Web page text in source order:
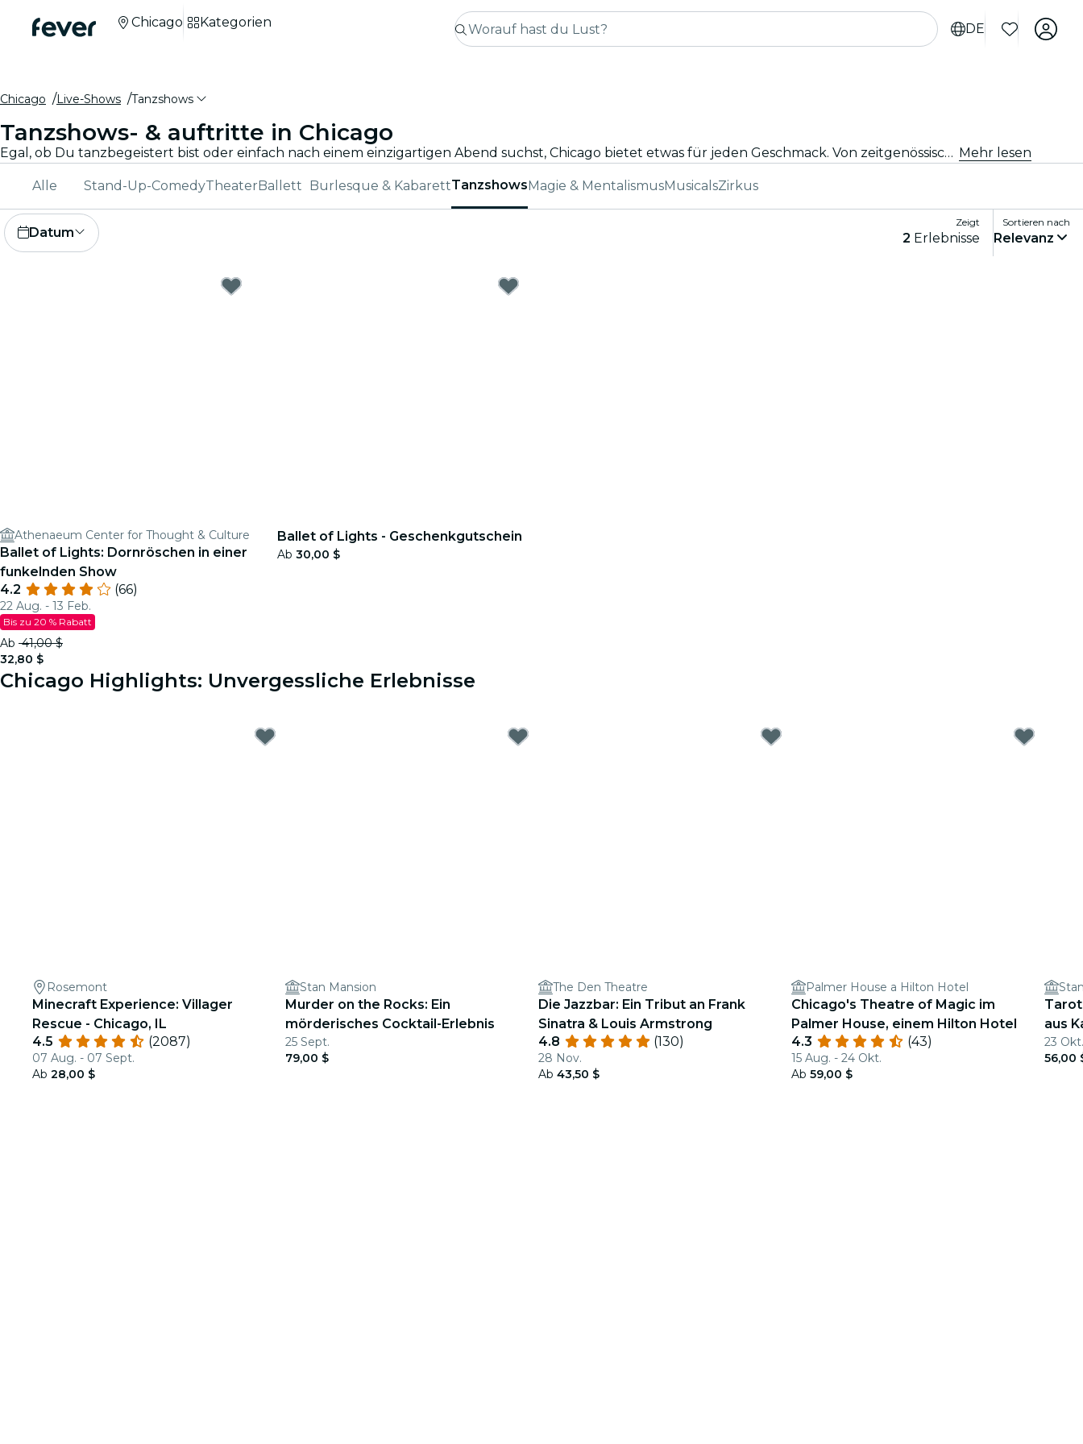
DE
Chicago Kategorien
Chicago Live-Shows Tanzshows
Tanzshows- & auftritte in Chicago
Egal, ob Du tanzbegeistert bist oder einfach nach einem einzigartigen Abend suchst, Chicago bietet etwas für jeden Geschmack. Von zeitgenössischem Tanz bis hin zu Ballett und allem, was dazwischen liegt, gibt es unzählige Ensembles und Produktionen, aus denen Du wählen kannst. Mehr lesen
Alle Stand-Up-ComedyTheaterBallett Burlesque & KabarettTanzshowsMagie & MentalismusMusicalsZirkus
Datum
Zeigt
2 Erlebnisse
Sortieren nach
Relevanz
Athenaeum Center for Thought & Culture
Ballet of Lights: Dornröschen in einer
funkelnden Show
4.2
(66)
22 Aug. - 13 Feb.
Bis zu 20 % Rabatt
Ab 41,00 $
32,80 $
Ballet of Lights - Geschenkgutschein
Ab 30,00 $
Chicago Highlights: Unvergessliche Erlebnisse
Rosemont
Minecraft Experience: Villager
Rescue - Chicago, IL
4.5
(2087)
07 Aug. - 07 Sept.
Ab 28,00 $
Stan Mansion
Murder on the Rocks: Ein
mörderisches Cocktail-Erlebnis
25 Sept.
79,00 $
The Den Theatre
Die Jazzbar: Ein Tribut an Frank
Sinatra & Louis Armstrong
4.8
(130)
28 Nov.
Ab 43,50 $
Palmer House a Hilton Hotel
Chicago's Theatre of Magic im
Palmer House, einem Hilton Hotel
4.3
(43)
15 Aug. - 24 Okt.
Ab 59,00 $
Tarot
aus
23 Okt.
56,00